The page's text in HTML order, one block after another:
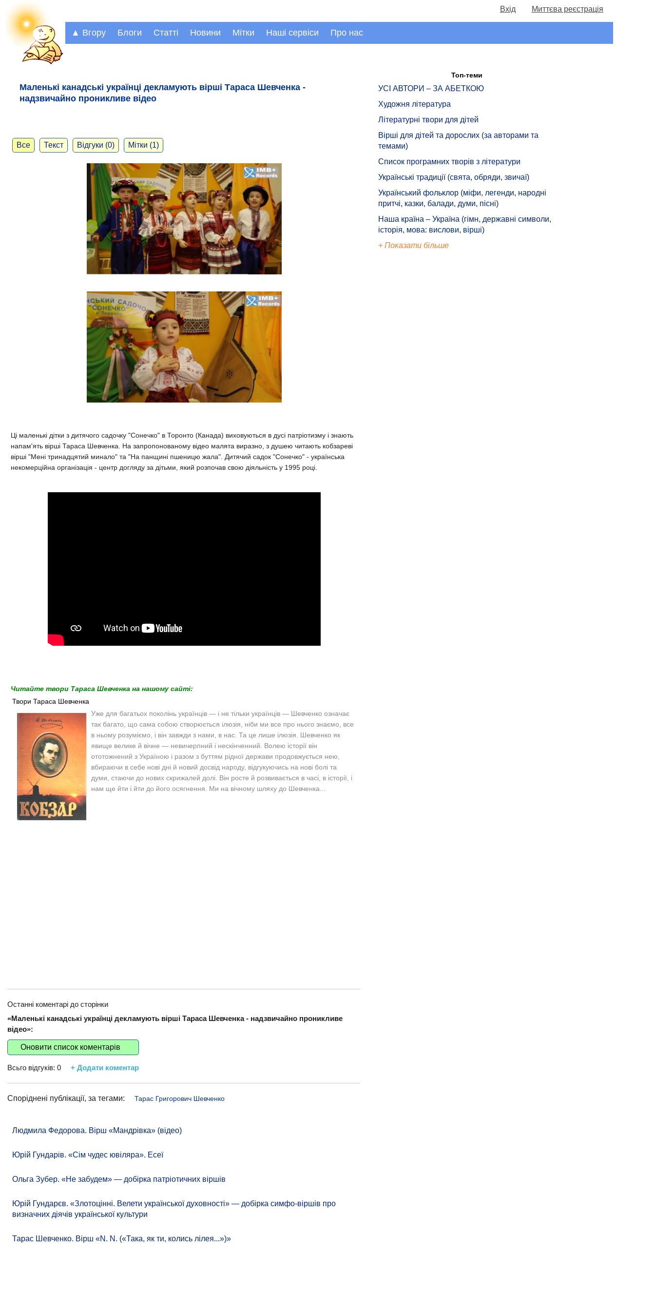
Вхід Миттєва реєстрація
▲ Вгору Блоги Статті Новини Мітки Наші сервіси Про нас
Маленькі канадські українці декламують вірші Тараса Шевченка -
надзвичайно проникливе відео
Все Текст Відгуки (0) Мітки (1)
Ці маленькі дітки з дитячого садочку "Сонечко" в Торонто (Канада) виховуються в дусі патріотизму і знають
напам'ять вірші Тараса Шевченка. На запропонованому відео малята виразно, з душею читають кобзареві
вірші "Мені тринадцятий минало" та "На панщині пшеницю жала". Дитячий садок "Сонечко" - українська
некомерційна організація - центр догляду за дітьми, який розпочав свою діяльність у 1995 році.
Читайте твори Тараса Шевченка на нашому сайті:
Твори Тараса Шевченка
Уже для багатьох поколінь українців — і не тільки українців — Шевченко означає
так багато, що сама собою створюється ілюзія, ніби ми все про нього знаємо, все
в ньому розуміємо, і він завжди з нами, в нас. Та це лише ілюзія. Шевченко як
явище велике й вічне — невичерпний і нескінченний. Волею історії він
ототожнений з Україною і разом з буттям рідної держави продовжується нею,
вбираючи в себе нові дні й новий досвід народу, відгукуючись на нові болі та
думи, стаючи до нових скрижалей долі. Він росте й розвивається в часі, в історії, і
нам ще йти і йти до його осягнення. Ми на вічному шляху до Шевченка...
Останні коментарі до сторінки
«Маленькі канадські українці декламують вірші Тараса Шевченка - надзвичайно проникливе
відео»:
Оновити список коментарів
Всьго відгуків: 0 + Додати коментар
Споріднені публікації, за тегами: Тарас Григорович Шевченко
Людмила Федорова. Вірш «Мандрівка» (відео)
Юрій Гундарів. «Сім чудес ювіляра». Есеї
Ольга Зубер. «Не забудем» — добірка патріотичних віршів
Юрій Гундарєв. «Злотоцінні. Велети української духовності» — добірка симфо-віршів про
визначних діячів української культури
Тарас Шевченко. Вірш «N. N. («Така, як ти, колись лілея...»)»
Топ-теми
УСІ АВТОРИ – ЗА АБЕТКОЮ
Художня література
Літературні твори для дітей
Вірші для дітей та дорослих (за авторами та
темами)
Список програмних творів з літератури
Українські традиції (свята, обряди, звичаї)
Український фольклор (міфи, легенди, народні
притчі, казки, балади, думи, пісні)
Наша країна – Україна (гімн, державні символи,
історія, мова: вислови, вірші)
+ Показати більше